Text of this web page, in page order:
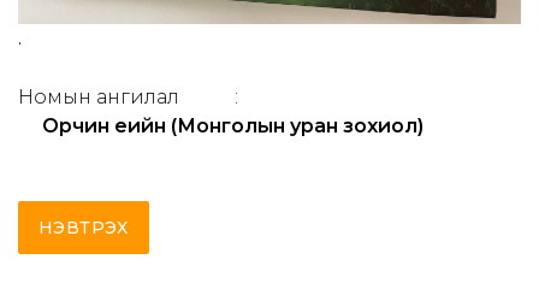
.
Номын ангилал
:
Орчин үеийн (Монголын уран зохиол)
НЭВТРЭХ